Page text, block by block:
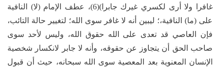
غافرا ولا أرى لكسري غيرك جابرا)(6)، عطف الإمام (لا) النافية
على (ما) النافية،؛ ليبين أنه لا غافر سوى الله؛ لتغيير حالة التائب،
فإن العاصي قد تعدى على الله حقوق الله، وليس لأحد سوى
صاحب الحق أن يتجاوز عن حقوقه، وأنه لا جابر لانكسار شخصية
الإنسان المعنوية بعد المعصية سوى الله سبحانه، حيث أن قبول